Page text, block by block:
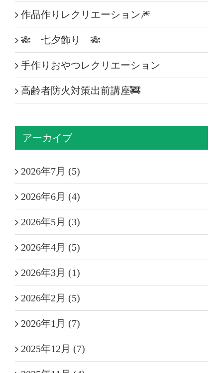
作品作りレクリエーション🎆
🎋 七夕飾り 🎋
手作りおやつレクリエーション
高齢者防火対策出前講座🚒
アーカイブ
2026年7月 (5)
2026年6月 (4)
2026年5月 (3)
2026年4月 (5)
2026年3月 (1)
2026年2月 (5)
2026年1月 (7)
2025年12月 (7)